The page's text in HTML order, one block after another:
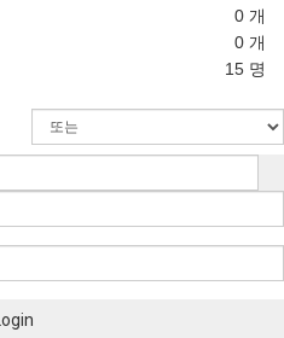
0 개
0 개
15 명
Login